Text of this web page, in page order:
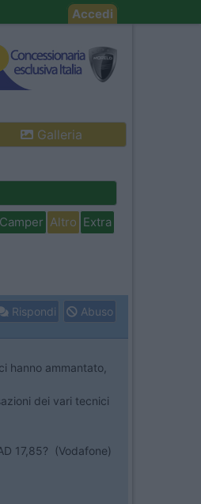
Accedi
Galleria
Altro Extra
Rispondi Abuso
hanno ammantato,
dei vari tecnici
17,85? (Vodafone)